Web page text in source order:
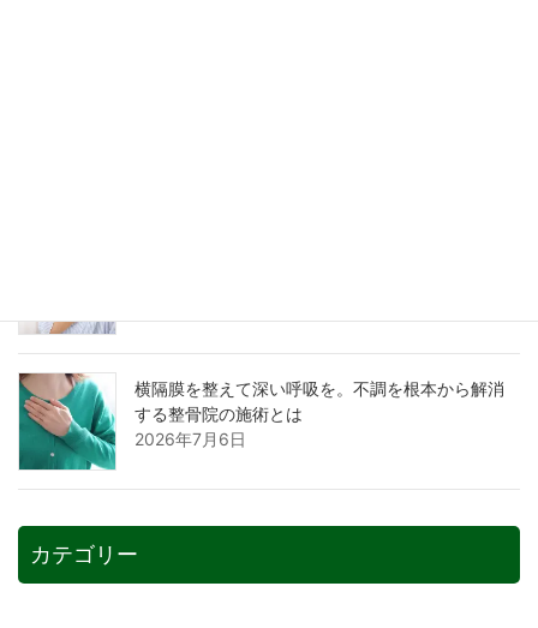
横隔膜を整えて深い呼吸を。不調を根本から解消
する整骨院の施術とは
2026年7月6日
カテゴリー